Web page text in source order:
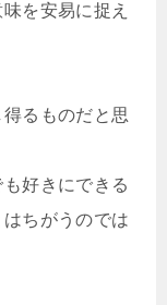
を安易に捉え
るものだと思
好きにできる
ちがうのでは